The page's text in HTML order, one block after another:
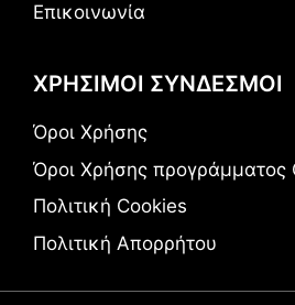
Επικοινωνία
ΧΡΗΣΙΜΟΙ ΣΥΝΔΕΣΜΟΙ
Όροι Χρήσης
Όροι Χρήσης προγράμματος
Πολιτική Cookies
Πολιτική Απορρήτου